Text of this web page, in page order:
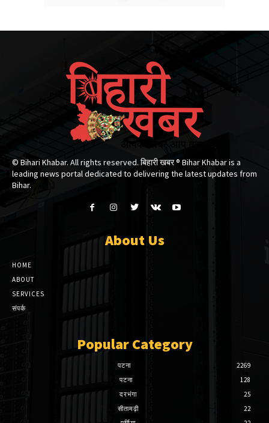
© Bihari Khabar. All rights reserved. बिहारी खबर ®​ Bihar Khabar is a
leading news portal dedicated to delivering the latest updates from
Bihar.
About Us
HOME
ABOUT
SERVICES
संपर्क
Popular Category
पटना
2269
पटना
128
दरभंगा
25
सीतामढ़ी
22